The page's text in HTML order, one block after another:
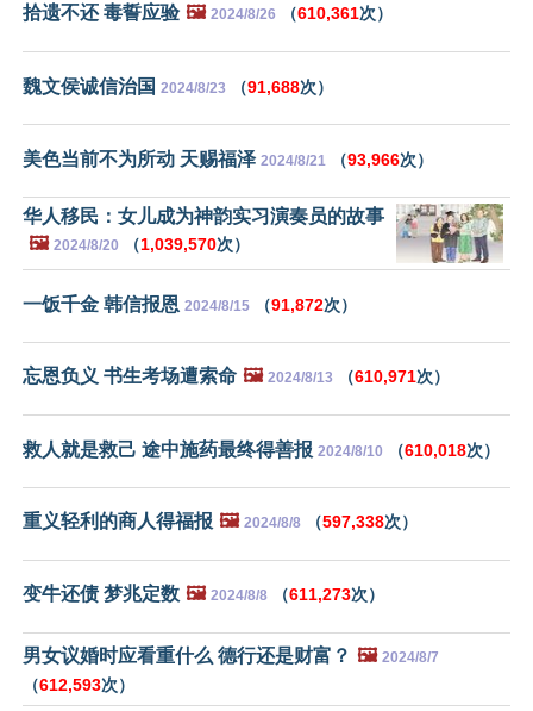
拾遗不还 毒誓应验 🖼️ 2024/8/26 （610,361次）
魏文侯诚信治国 2024/8/23 （91,688次）
美色当前不为所动 天赐福泽 2024/8/21 （93,966次）
华人移民：女儿成为神韵实习演奏员的故事
🖼️ 2024/8/20 （1,039,570次）
一饭千金 韩信报恩 2024/8/15 （91,872次）
忘恩负义 书生考场遭索命 🖼️ 2024/8/13 （610,971次）
救人就是救己 途中施药最终得善报 2024/8/10 （610,018次）
重义轻利的商人得福报 🖼️ 2024/8/8 （597,338次）
变牛还债 梦兆定数 🖼️ 2024/8/8 （611,273次）
男女议婚时应看重什么 德行还是财富？ 🖼️ 2024/8/7
（612,593次）